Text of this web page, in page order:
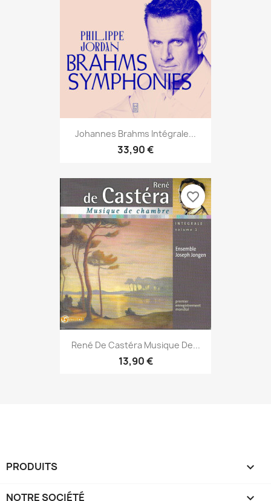
Johannes Brahms Intégrale...
33,90 €
René De Castéra Musique De...
13,90 €
favorite_border
PRODUITS 
NOTRE SOCIÉTÉ 